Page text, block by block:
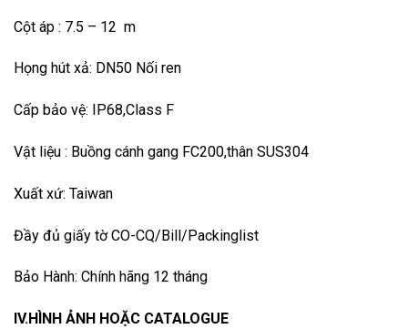
Cột áp : 7.5 – 12 m
Họng hút xả: DN50 Nối ren
Cấp bảo vệ: IP68,Class F
Vật liệu : Buồng cánh gang FC200,thân SUS304
Xuất xứ: Taiwan
Đầy đủ giấy tờ CO-CQ/Bill/Packinglist
Bảo Hành: Chính hãng 12 tháng
IV.HÌNH ẢNH HOẶC CATALOGUE